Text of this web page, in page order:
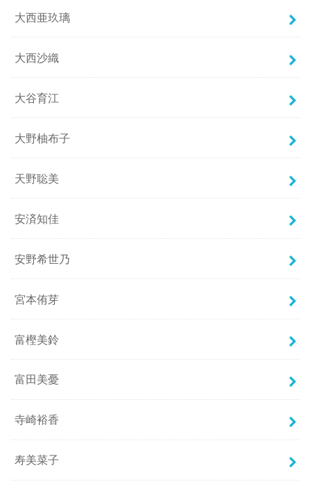
大西亜玖璃
大西沙織
大谷育江
大野柚布子
天野聡美
安済知佳
安野希世乃
宮本侑芽
富樫美鈴
富田美憂
寺崎裕香
寿美菜子